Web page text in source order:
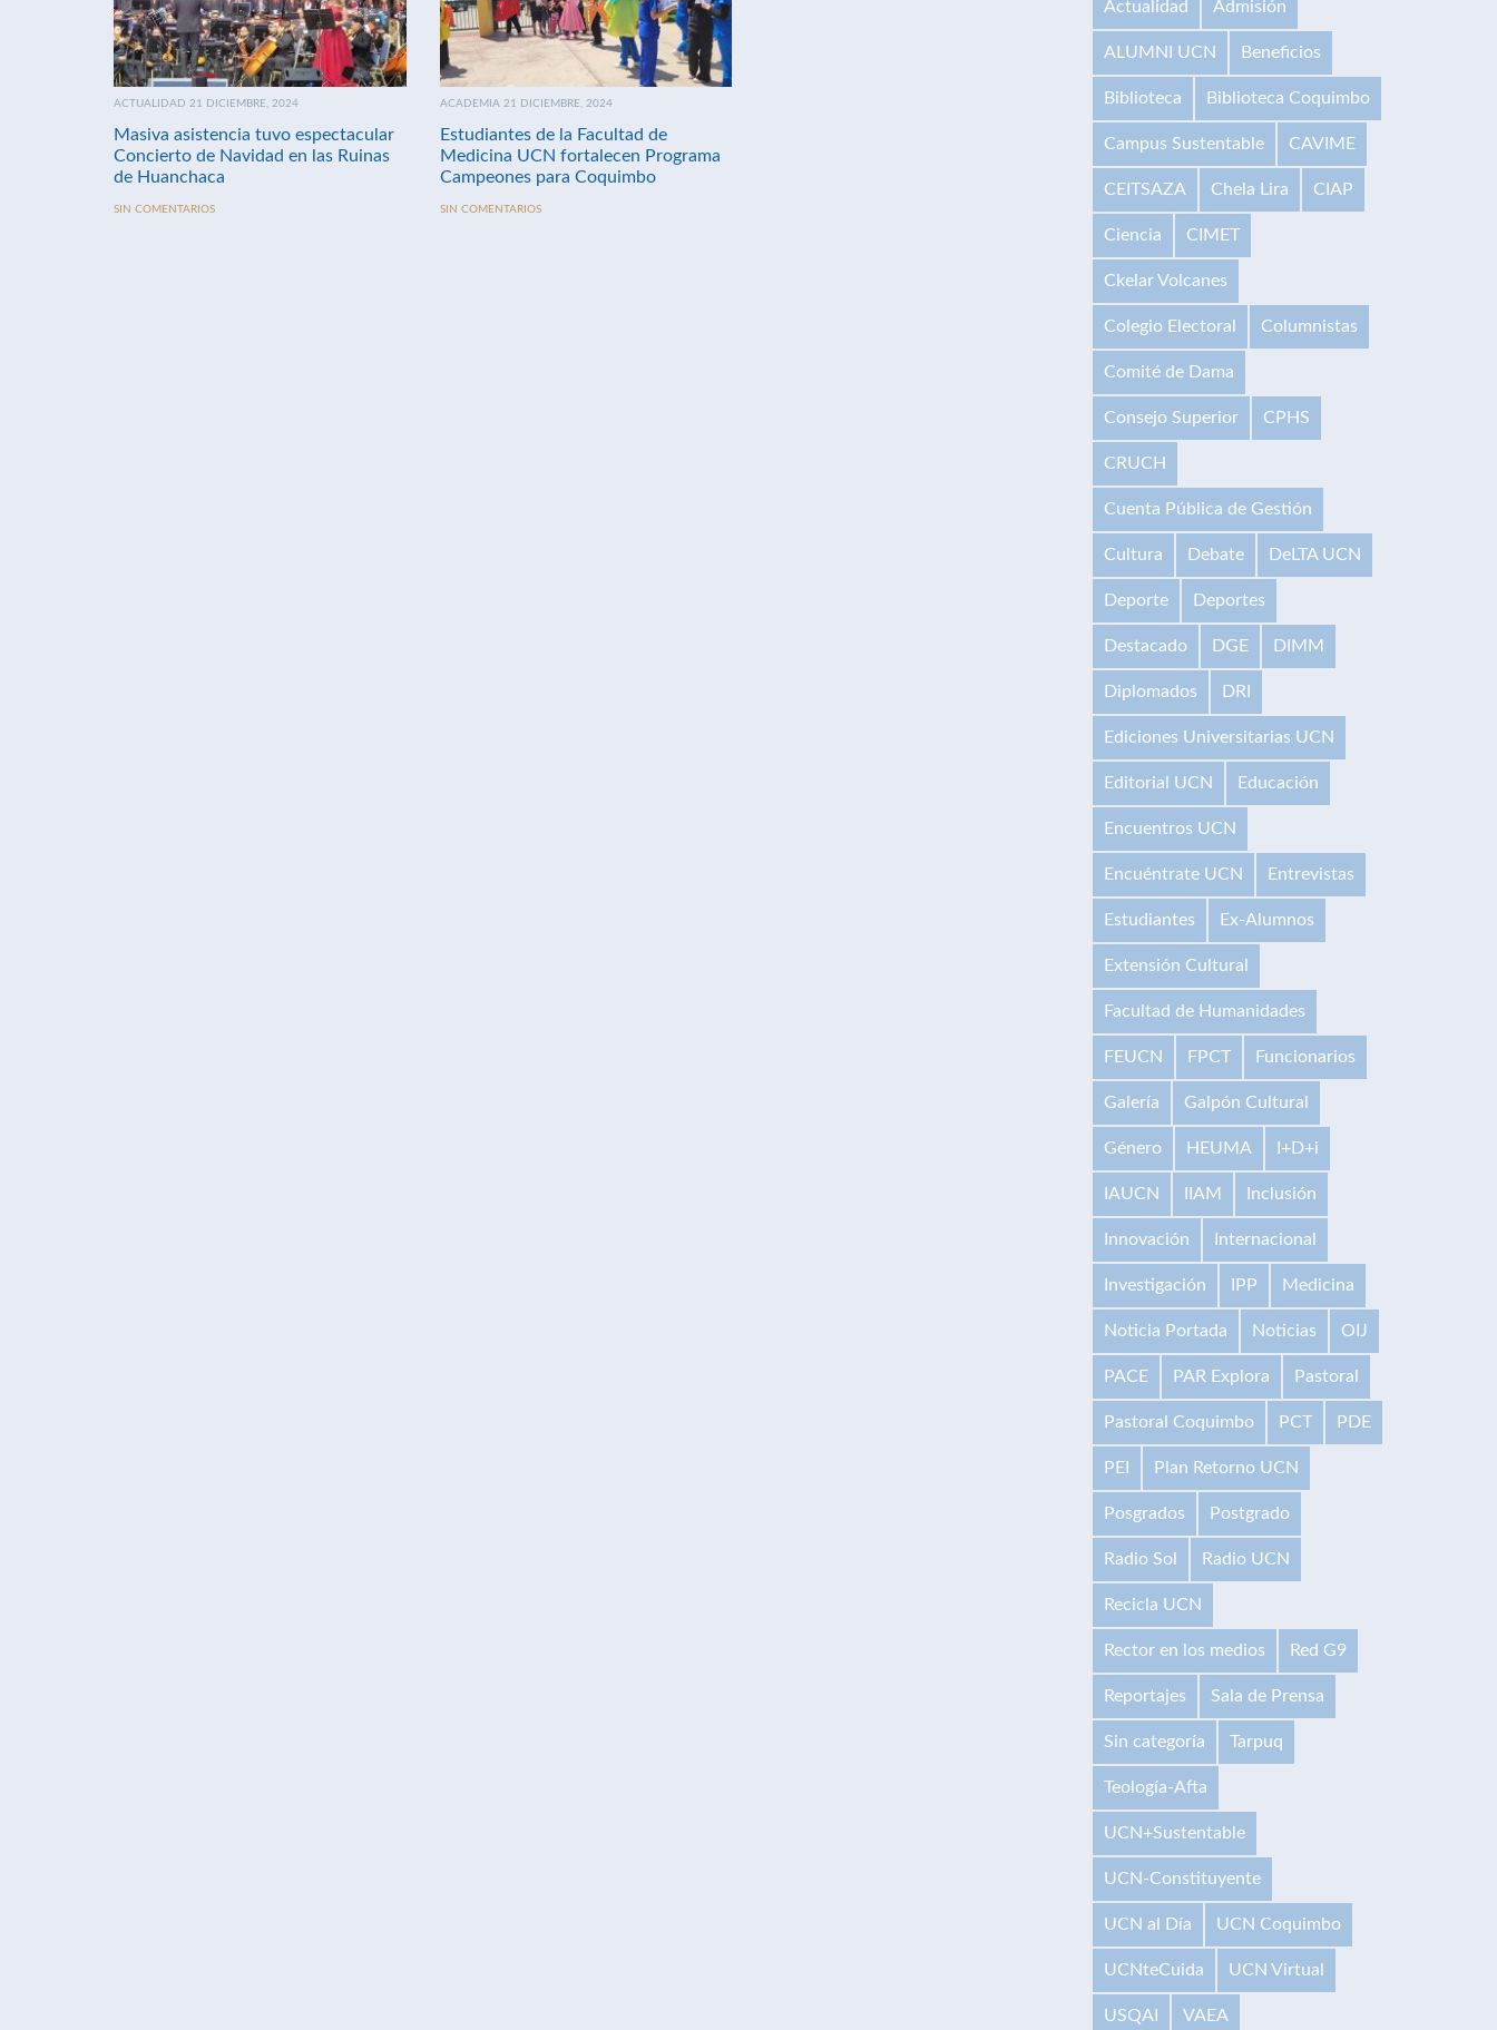
ACTUALIDAD 21 DICIEMBRE, 2024
Masiva asistencia tuvo espectacular
Concierto de Navidad en las Ruinas
de Huanchaca
SIN COMENTARIOS
ACADEMIA 21 DICIEMBRE, 2024
Estudiantes de la Facultad de
Medicina UCN fortalecen Programa
Campeones para Coquimbo
SIN COMENTARIOS
Actualidad Admisión
ALUMNI UCN Beneficios
Biblioteca Biblioteca Coquimbo
Campus Sustentable CAVIME
CEITSAZA Chela Lira CIAP
Ciencia CIMET
Ckelar Volcanes
Colegio Electoral Columnistas
Comité de Dama
Consejo Superior CPHS
CRUCH
Cuenta Pública de Gestión
Cultura Debate DeLTA UCN
Deporte Deportes
Destacado DGE DIMM
Diplomados DRI
Ediciones Universitarias UCN
Editorial UCN Educación
Encuentros UCN
Encuéntrate UCN Entrevistas
Estudiantes Ex-Alumnos
Extensión Cultural
Facultad de Humanidades
FEUCN FPCT Funcionarios
Galería Galpón Cultural
Género HEUMA I+D+i
IAUCN IIAM Inclusión
Innovación Internacional
Investigación IPP Medicina
Noticia Portada Noticias OIJ
PACE PAR Explora Pastoral
Pastoral Coquimbo PCT PDE
PEI Plan Retorno UCN
Posgrados Postgrado
Radio Sol Radio UCN
Recicla UCN
Rector en los medios Red G9
Reportajes Sala de Prensa
Sin categoría Tarpuq
Teología-Afta
UCN+Sustentable
UCN-Constituyente
UCN al Día UCN Coquimbo
UCNteCuida UCN Virtual
USQAI VAEA